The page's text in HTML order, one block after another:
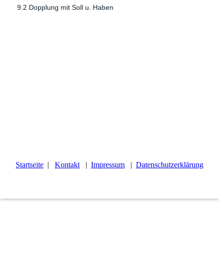
9.2 Dopplung mit Soll u. Haben
Startseite | Kontakt | Impressum | Datenschutzerklärung